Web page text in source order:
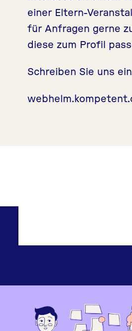
einer Eltern-
für Anfragen gerne
diese zum Profil
Schreiben Sie uns